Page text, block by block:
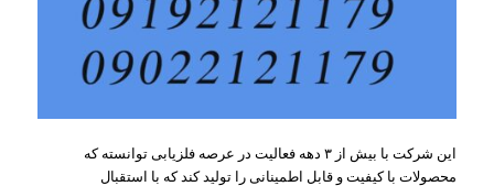
این شرکت با بیش از ۳ دهه فعالیت در عرصه فلزیابی توانسته که
محصولات با کیفیت و قابل اطمینانی را تولید کند که با استقبال